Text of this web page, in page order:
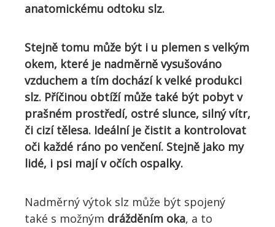
anatomickému odtoku slz.
Stejně tomu může být i u plemen s velkým
okem, které je nadměrně vysušováno
vzduchem a tím dochází k velké produkci
slz. Příčinou obtíží může také být pobyt v
prašném prostředí, ostré slunce, silný vítr,
či cizí tělesa. Ideální je čistit a kontrolovat
oči každé ráno po venčení. Stejně jako my
lidé, i psi mají v očích ospalky.
Nadměrný výtok slz může být spojený
také s možným drážděním oka, a to